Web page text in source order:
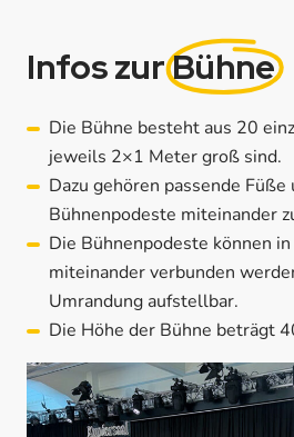
Infos zurBühne
Die Bühne besteht aus 20
jeweils 2×1 Meter groß sind.
Dazu gehören passende
Bühnenpodeste miteinander
Die Bühnenpodeste können
miteinander verbunden
Umrandung aufstellbar.
Die Höhe der Bühne beträgt